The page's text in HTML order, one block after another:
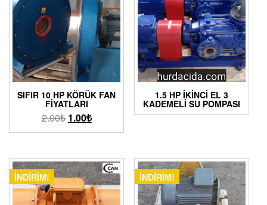
SIFIR 10 HP KÖRÜK FAN
FIYATLARI
2.00₺ 1.00₺
1.5 HP İKINCI EL 3
KADEMELI SU POMPASI
İNDIRIM! İNDIRIM!